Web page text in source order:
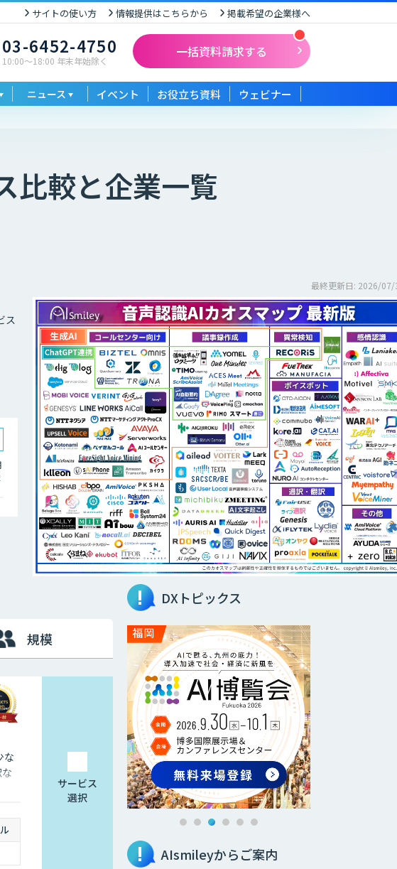
サイトの使い方 情報提供はこちらから 掲載希望の企業様へ
03-6452-4750
10:00〜18:00 年末年始除く
一括資料請求する
ニュース イベント お役立ち資料 ウェビナー
比較と企業一覧
ス
最終更新日: 2026/07/
規模
な
サービス
選択
DXトピックス
AIsmileyからご案内